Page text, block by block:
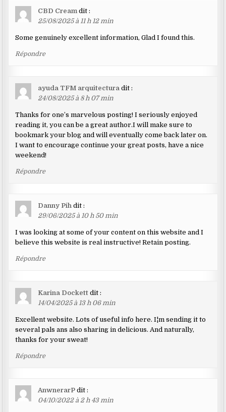
CBD Cream dit :
25/08/2025 à 11 h 12 min
Some genuinely excellent information, Glad I found this.
Répondre
ayuda TFM arquitectura dit :
24/08/2025 à 8 h 07 min
Thanks for one’s marvelous posting! I seriously enjoyed
reading it, you can be a great author.I will make sure to
bookmark your blog and will eventually come back later on.
I want to encourage continue your great posts, have a nice
weekend!
Répondre
Danny Pih dit :
29/06/2025 à 10 h 50 min
I was looking at some of your content on this website and I
believe this website is real instructive! Retain posting.
Répondre
Karina Dockett dit :
14/04/2025 à 13 h 06 min
Excellent website. Lots of useful info here. I¦m sending it to
several pals ans also sharing in delicious. And naturally,
thanks for your sweat!
Répondre
AnwnerarP dit :
04/10/2022 à 2 h 43 min